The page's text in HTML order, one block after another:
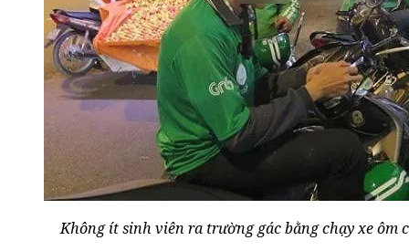
Không ít sinh viên ra trường gác bằng chạy xe ôm